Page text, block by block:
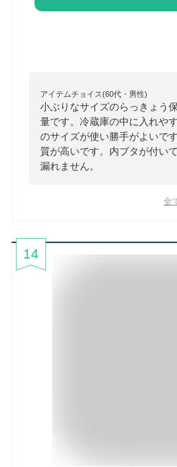
アイテムチョイス(60代・男性)
小ぶりなサイズのらっきょう
量です。冷蔵庫の中に入れや
のサイズが使い勝手がよいで
質が高いです。内ブタが付い
漏れません。
全
14